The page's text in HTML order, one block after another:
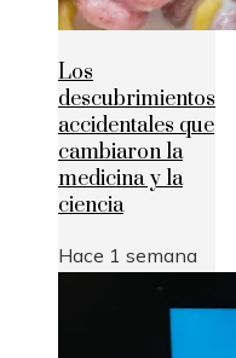
Los
descubrimientos
accidentales que
cambiaron la
medicina y la
ciencia
Hace 1 semana